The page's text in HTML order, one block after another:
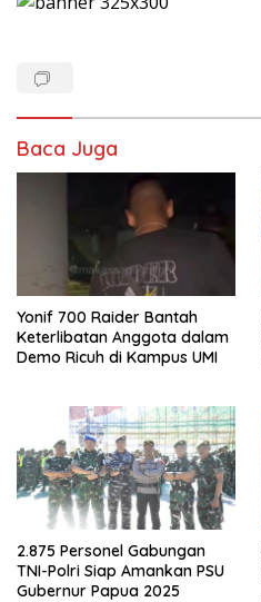
Baca Juga
Yonif 700 Raider Bantah
Keterlibatan Anggota dalam
Demo Ricuh di Kampus UMI
2.875 Personel Gabungan
TNI-Polri Siap Amankan PSU
Gubernur Papua 2025